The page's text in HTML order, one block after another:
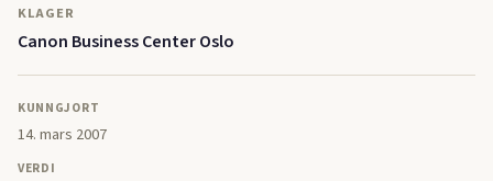
KLAGER
Canon Business Center Oslo
KUNNGJORT
14. mars 2007
VERDI